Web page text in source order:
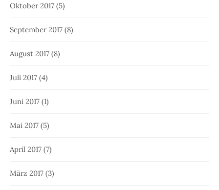
Oktober 2017 (5)
September 2017 (8)
August 2017 (8)
Juli 2017 (4)
Juni 2017 (1)
Mai 2017 (5)
April 2017 (7)
März 2017 (3)